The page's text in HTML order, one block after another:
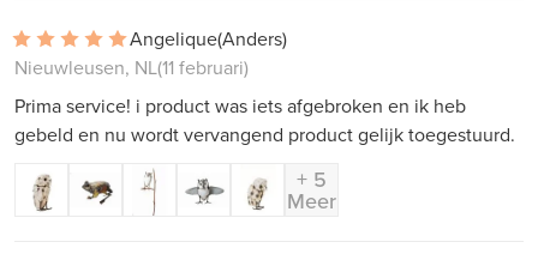
Angelique(Anders)
Nieuwleusen, NL(11 februari)
Prima service! i product was iets afgebroken en ik heb
gebeld en nu wordt vervangend product gelijk toegestuurd.
+ 5
Meer